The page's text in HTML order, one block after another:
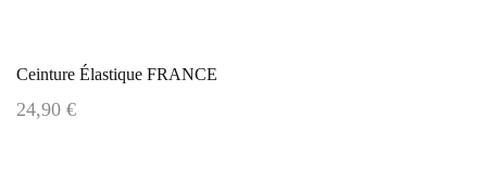
Ceinture Élastique FRANCE
24,90 €